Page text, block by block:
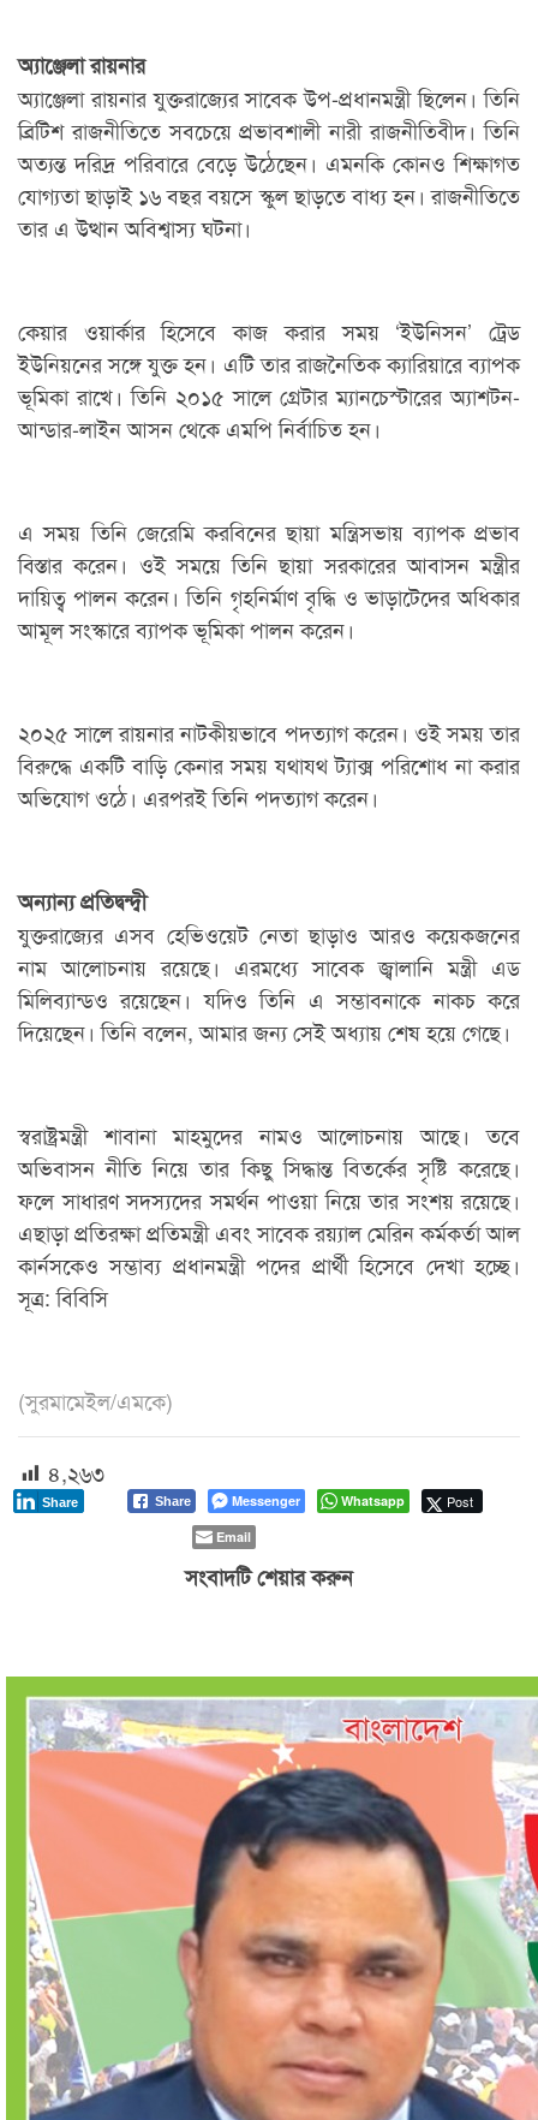
অ্যাঞ্জেলা রায়নার
অ্যাঞ্জেলা রায়নার যুক্তরাজ্যের সাবেক উপ-প্রধানমন্ত্রী ছিলেন। তিনি
ব্রিটিশ রাজনীতিতে সবচেয়ে প্রভাবশালী নারী রাজনীতিবীদ। তিনি
অত্যন্ত দরিদ্র পরিবারে বেড়ে উঠেছেন। এমনকি কোনও শিক্ষাগত
যোগ্যতা ছাড়াই ১৬ বছর বয়সে স্কুল ছাড়তে বাধ্য হন। রাজনীতিতে
তার এ উত্থান অবিশ্বাস্য ঘটনা।
কেয়ার ওয়ার্কার হিসেবে কাজ করার সময় ‘ইউনিসন’ ট্রেড
ইউনিয়নের সঙ্গে যুক্ত হন। এটি তার রাজনৈতিক ক্যারিয়ারে ব্যাপক
ভূমিকা রাখে। তিনি ২০১৫ সালে গ্রেটার ম্যানচেস্টারের অ্যাশটন-
আন্ডার-লাইন আসন থেকে এমপি নির্বাচিত হন।
এ সময় তিনি জেরেমি করবিনের ছায়া মন্ত্রিসভায় ব্যাপক প্রভাব
বিস্তার করেন। ওই সময়ে তিনি ছায়া সরকারের আবাসন মন্ত্রীর
দায়িত্ব পালন করেন। তিনি গৃহনির্মাণ বৃদ্ধি ও ভাড়াটেদের অধিকার
আমূল সংস্কারে ব্যাপক ভূমিকা পালন করেন।
২০২৫ সালে রায়নার নাটকীয়ভাবে পদত্যাগ করেন। ওই সময় তার
বিরুদ্ধে একটি বাড়ি কেনার সময় যথাযথ ট্যাক্স পরিশোধ না করার
অভিযোগ ওঠে। এরপরই তিনি পদত্যাগ করেন।
অন্যান্য প্রতিদ্বন্দ্বী
যুক্তরাজ্যের এসব হেভিওয়েট নেতা ছাড়াও আরও কয়েকজনের
নাম আলোচনায় রয়েছে। এরমধ্যে সাবেক জ্বালানি মন্ত্রী এড
মিলিব্যান্ডও রয়েছেন। যদিও তিনি এ সম্ভাবনাকে নাকচ করে
দিয়েছেন। তিনি বলেন, আমার জন্য সেই অধ্যায় শেষ হয়ে গেছে।
স্বরাষ্ট্রমন্ত্রী শাবানা মাহমুদের নামও আলোচনায় আছে। তবে
অভিবাসন নীতি নিয়ে তার কিছু সিদ্ধান্ত বিতর্কের সৃষ্টি করেছে।
ফলে সাধারণ সদস্যদের সমর্থন পাওয়া নিয়ে তার সংশয় রয়েছে।
এছাড়া প্রতিরক্ষা প্রতিমন্ত্রী এবং সাবেক রয়্যাল মেরিন কর্মকর্তা আল
কার্নসকেও সম্ভাব্য প্রধানমন্ত্রী পদের প্রার্থী হিসেবে দেখা হচ্ছে।
সূত্র: বিবিসি
(সুরমামেইল/এমকে)
৪,২৬৩
Share Messenger Whatsapp Post
Share
Email
সংবাদটি শেয়ার করুন